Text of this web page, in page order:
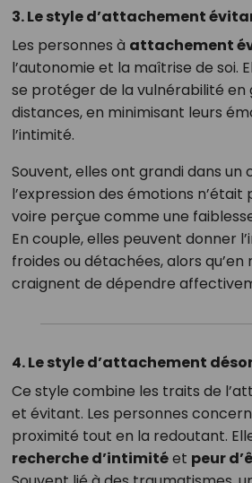
3. Le style d’attachement
Les personnes à attachement
l’autonomie et la maîtrise de soi.
se protéger de la vulnérabilité en
distances, en minimisant leurs
l’intimité.
Souvent, elles ont grandi dans un
l’expression des émotions n’était
voire perçue comme une
En couple, elles peuvent donner
froides ou détachées, alors qu’en
craignent de dépendre
4. Le style d’attachement
Ce style combine les traits de
et évitant. Les personnes
proximité tout en la redoutant.
recherche d’intimitéet peur